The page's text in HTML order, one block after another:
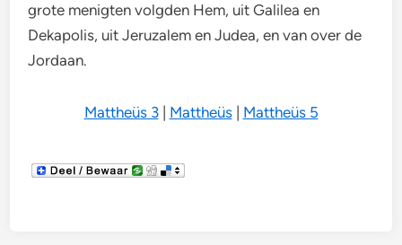
grote menigten volgden Hem, uit Galilea en
Dekapolis, uit Jeruzalem en Judea, en van over de
Jordaan.
Mattheüs 3| Mattheüs| Mattheüs 5